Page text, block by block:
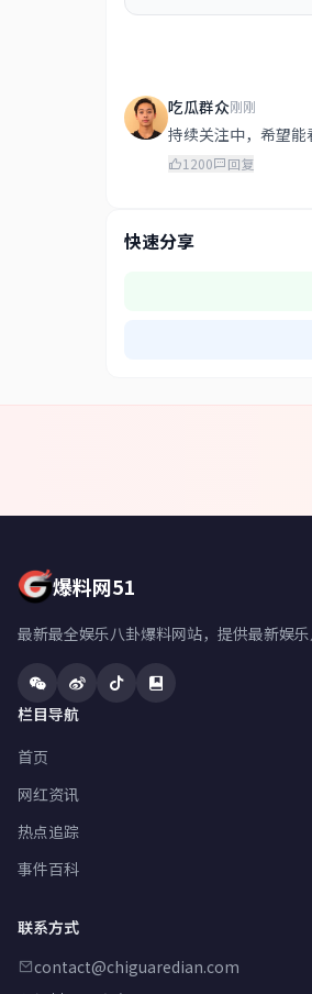
吃瓜群众刚刚
持续关注中，希望
1200 回复
快速分享
爆料网51
最新最全娱乐八卦爆料网站，提供最新娱
栏目导航
首页
网红资讯
热点追踪
事件百科
联系方式
contact@chiguaredian.com